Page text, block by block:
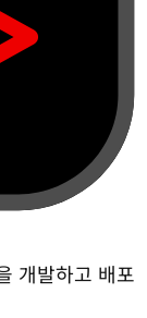
개발하고 배포